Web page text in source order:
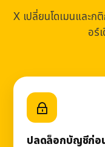
X เปลี่ยนโดเมนและก
อร์
ปลดล็อกบัญชีก่อ